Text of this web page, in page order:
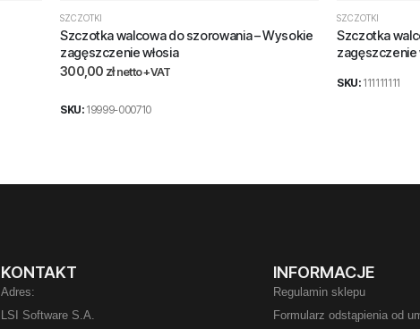
SZCZOTKI
Szczotka walcowa do szorowania – Wysokie
zagęszczenie włosia
300,00 zł netto +VAT
SKU: 19999-000710
SZCZOTKI
Szczotka
zagęszczenie
SKU: 111111111
KONTAKT
Adres:
LSI Software S.A.
INFORMACJE
Regulamin sklepu
Formularz odstąpienia od